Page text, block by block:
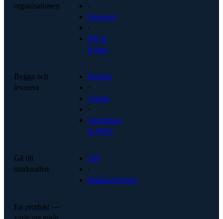
organisationen
·
Ekonomi
·
HR &
Kultur
Bygga och
leverera
Produkt
·
Teknik
·
Operations
& PMO
Gå till
marknaden
Sälj
·
Marknadsföring
En produkt —